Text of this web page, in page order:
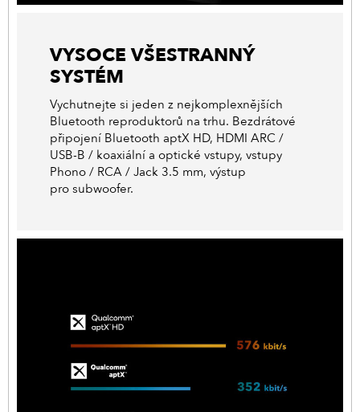
VYSOCE VŠESTRANNÝ
SYSTÉM
Vychutnejte si jeden z nejkomplexnějších
Bluetooth reproduktorů na trhu. Bezdrátové
připojení Bluetooth aptX HD, HDMI ARC /
USB-B / koaxiální a optické vstupy, vstupy
Phono / RCA / Jack 3.5 mm, výstup
pro subwoofer.